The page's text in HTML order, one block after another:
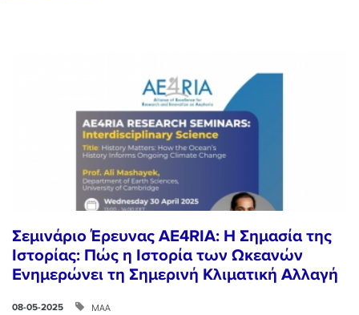
Σεμινάριο Έρευνας AE4RIA: Η Σημασία της
Ιστορίας: Πώς η Ιστορία των Ωκεανών
Ενημερώνει τη Σημερινή Κλιματική Αλλαγή
08-05-2025 ΜΑΑ